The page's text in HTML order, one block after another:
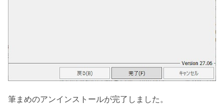
筆まめのアンインストールが完了しました。